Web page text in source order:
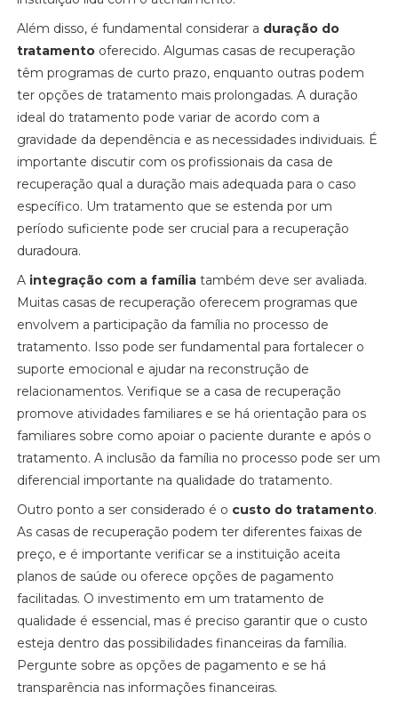
Além disso, é fundamental considerar a duração do
tratamento oferecido. Algumas casas de recuperação
têm programas de curto prazo, enquanto outras podem
ter opções de tratamento mais prolongadas. A duração
ideal do tratamento pode variar de acordo com a
gravidade da dependência e as necessidades individuais. É
importante discutir com os profissionais da casa de
recuperação qual a duração mais adequada para o caso
específico. Um tratamento que se estenda por um
período suficiente pode ser crucial para a recuperação
duradoura.
A integração com a família também deve ser avaliada.
Muitas casas de recuperação oferecem programas que
envolvem a participação da família no processo de
tratamento. Isso pode ser fundamental para fortalecer o
suporte emocional e ajudar na reconstrução de
relacionamentos. Verifique se a casa de recuperação
promove atividades familiares e se há orientação para os
familiares sobre como apoiar o paciente durante e após o
tratamento. A inclusão da família no processo pode ser um
diferencial importante na qualidade do tratamento.
Outro ponto a ser considerado é o custo do tratamento.
As casas de recuperação podem ter diferentes faixas de
preço, e é importante verificar se a instituição aceita
planos de saúde ou oferece opções de pagamento
facilitadas. O investimento em um tratamento de
qualidade é essencial, mas é preciso garantir que o custo
esteja dentro das possibilidades financeiras da família.
Pergunte sobre as opções de pagamento e se há
transparência nas informações financeiras.